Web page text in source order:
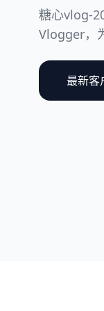
糖心vlog-
Vlogger，
最新客